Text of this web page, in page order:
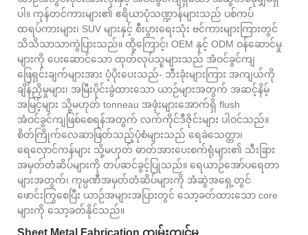
ပါ။ ကုန်တင်ကားများ၏ ဧရိယာပုံသဏ္ဍာန်များသည် ပစ်ကပ်
ထရပ်ကားများ၊ SUV များနှင့် စီးပွားရေးသုံး ဗင်ကားများကြားတွင်
သိသိသာသာကွဲပြားသည်။ ထို့ကြောင့်၊ OEM နှင့် ODM ဝန်ဆောင်မှု
များကို ပေးဆောင်သော ထုတ်လုပ်သူများသည် အံဝင်ခွင်ကျ
ဖြေရှင်းချက်များအား ပံ့ပိုးပေးသည်- ဘီးခုံးများကြား အကျယ်ကို
ချိန်ညှိမှုများ၊ အမြီးပိုင်းခွဲထားသော ယာဉ်များအတွက် အဆင့်နိမ့်
အမြင့်များ သို့မဟုတ် tonneau အဖုံးများအောက်ရှိ flush
အံဝင်ခွင်ကျဖြစ်စေရန်အတွက် လက်ကိုင်ဒီဇိုင်းများ ပါဝင်သည်။
စိတ်ကြိုက်လေဆာဖြတ်သည့်ပုံစံများသည် ရေခဲသေတ္တာ၊
ရေလှောင်ကန်များ သို့မဟုတ် ဓာတ်အားပေးစက်ရုံများ၏ သီးခြား
အမှတ်တံဆိပ်များကို တပ်ဆင်ခွင့်ပြုသည်။ ရေယာဉ်အော်ပရေတာ
များအတွက်၊ ကုမ္ပဏီအမှတ်တံဆိပ်များကို အံဆွဲအရှေ့တွင်
ဖောင်းကြွစေပြီး ယာဉ်အများအပြားတွင် သော့ခတ်ထားသော core
များကို သော့ခတ်နိုင်သည်။
Sheet Metal Fabrication ကျွမ်းကျင်မှု